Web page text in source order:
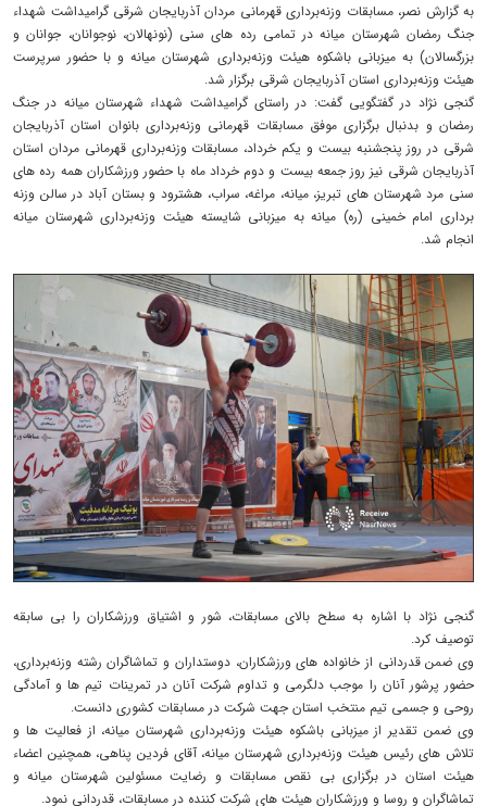
به گزارش نصر، مسابقات وزنه‌برداری قهرمانی مردان آذربایجان شرقی گرامیداشت شهداء
جنگ رمضان شهرستان میانه در تمامی رده های سنی (نونهالان، نوجوانان، جوانان و
بزرگسالان) به میزبانی باشکوه هیئت وزنه‌برداری شهرستان میانه و با حضور سرپرست
هیئت وزنه‌برداری استان آذربایجان شرقی برگزار شد.
گنجی نژاد در گفتگویی گفت: در راستای گرامیداشت شهداء شهرستان میانه در جنگ
رمضان و بدنبال برگزاری موفق مسابقات قهرمانی وزنه‌برداری بانوان استان آذربایجان
شرقی در روز پنجشنبه بیست و یکم خرداد، مسابقات وزنه‌برداری قهرمانی مردان استان
آذربایجان شرقی نیز روز جمعه بیست و دوم خرداد ماه با حضور ورزشکاران همه رده های
سنی مرد شهرستان های تبریز، میانه، مراغه، سراب، هشترود و بستان آباد در سالن وزنه
برداری امام خمینی (ره) میانه به میزبانی شایسته هیئت وزنه‌برداری شهرستان میانه
انجام شد.
گنجی نژاد با اشاره به سطح بالای مسابقات، شور و اشتیاق ورزشکاران را بی سابقه
توصیف کرد.
وی ضمن قدردانی از خانواده های ورزشکاران، دوستداران و تماشاگران رشته وزنه‌برداری،
حضور پرشور آنان را موجب دلگرمی و تداوم شرکت آنان در تمرینات تیم ها و آمادگی
روحی و جسمی تیم منتخب استان جهت شرکت در مسابقات کشوری دانست.
وی ضمن تقدیر از میزبانی باشکوه هیئت وزنه‌برداری شهرستان میانه، از فعالیت ها و
تلاش های رئیس هیئت وزنه‌برداری شهرستان میانه، آقای فردین پناهی، همچنین اعضاء
هیئت استان در برگزاری بی نقص مسابقات و رضایت مسئولین شهرستان میانه و
تماشاگران و روسا و ورزشکاران هیئت های شرکت کننده در مسابقات، قدردانی نمود.